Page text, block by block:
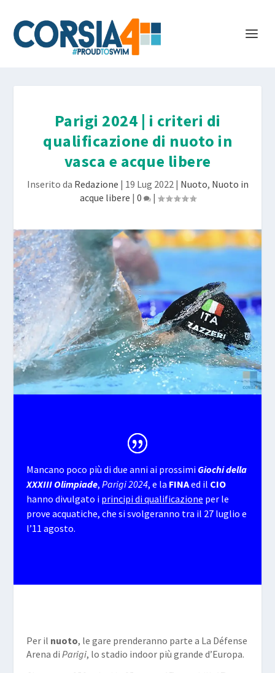
Parigi 2024 | i criteri di
qualificazione di nuoto in
vasca e acque libere
Inserito da Redazione | 19 Lug 2022| Nuoto, Nuoto in
acque libere | 0 |
Mancano poco più di due anni ai prossimi Giochi della
XXXIII Olimpiade, Parigi 2024, e la FINAed il CIO
hanno divulgato i principi di qualificazione per le
prove acquatiche, che si svolgeranno tra il 27 luglio e
l’11 agosto.
Per il nuoto, le gare prenderanno parte a La Défense
Arena di Parigi, lo stadio indoor più grande d’Europa.